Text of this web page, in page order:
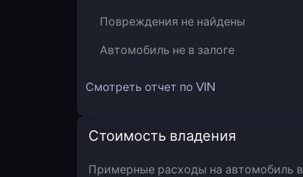
Повреждения не найдены
Автомобиль не в залоге
Смотреть отчет по VIN
Стоимость владения
Примерные расходы на автомобиль в